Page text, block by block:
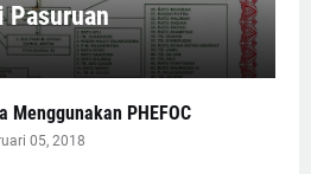
Pasuruan
Menggunakan PHEFOC
05, 2018